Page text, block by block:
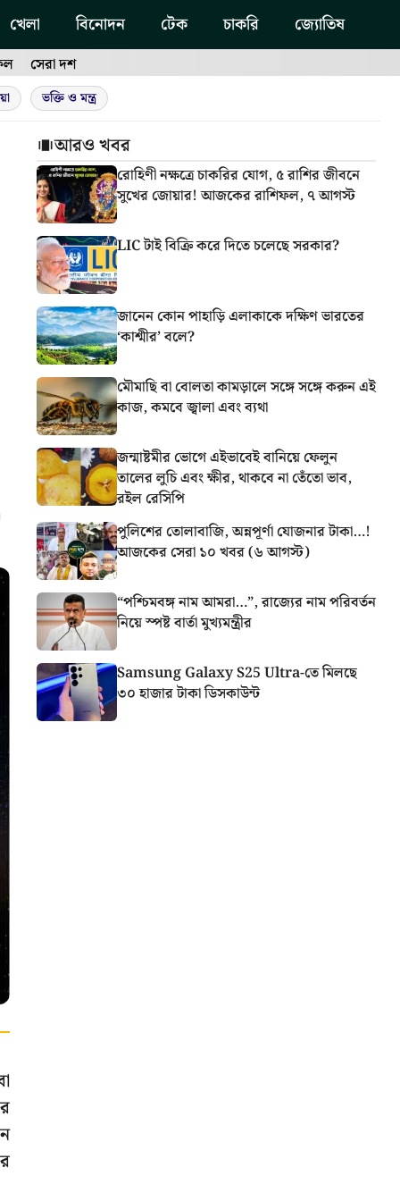
খেলা বিনোদন টেক চাকরি জ্যোতিষ
সেরা দশ
ভক্তি ও মন্ত্র
আরও খবর
রোহিণী নক্ষত্রে চাকরির যোগ, ৫ রাশির জীবনে
সুখের জোয়ার! আজকের রাশিফল, ৭ আগস্ট
LIC টাই বিক্রি করে দিতে চলেছে সরকার?
জানেন কোন পাহাড়ি এলাকাকে দক্ষিণ ভারতের
‘কাশ্মীর’ বলে?
মৌমাছি বা বোলতা কামড়ালে সঙ্গে সঙ্গে করুন এই
কাজ, কমবে জ্বালা এবং ব্যথা
জন্মাষ্টমীর ভোগে এইভাবেই বানিয়ে ফেলুন
তালের লুচি এবং ক্ষীর, থাকবে না তেঁতো ভাব,
রইল রেসিপি
পুলিশের তোলাবাজি, অন্নপূর্ণা যোজনার টাকা…!
আজকের সেরা ১০ খবর (৬ আগস্ট)
“পশ্চিমবঙ্গ নাম আমরা…”, রাজ্যের নাম পরিবর্তন
নিয়ে স্পষ্ট বার্তা মুখ্যমন্ত্রীর
Samsung Galaxy S25 Ultra-তে মিলছে
৩০ হাজার টাকা ডিসকাউন্ট